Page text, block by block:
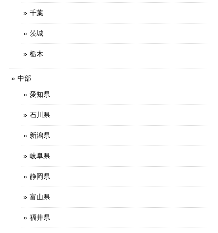
千葉
茨城
栃木
中部
愛知県
石川県
新潟県
岐阜県
静岡県
富山県
福井県